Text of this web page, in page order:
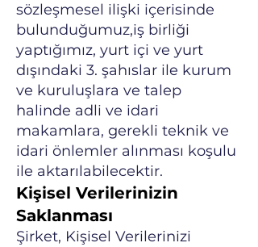
sözleşmesel ilişki içerisinde
bulunduğumuz,iş birliği
yaptığımız, yurt içi ve yurt
dışındaki 3. şahıslar ile kurum
ve kuruluşlara ve talep
halinde adli ve idari
makamlara, gerekli teknik ve
idari önlemler alınması koşulu
ile aktarılabilecektir.
Kişisel Verilerinizin
Saklanması
Şirket, Kişisel Verilerinizi